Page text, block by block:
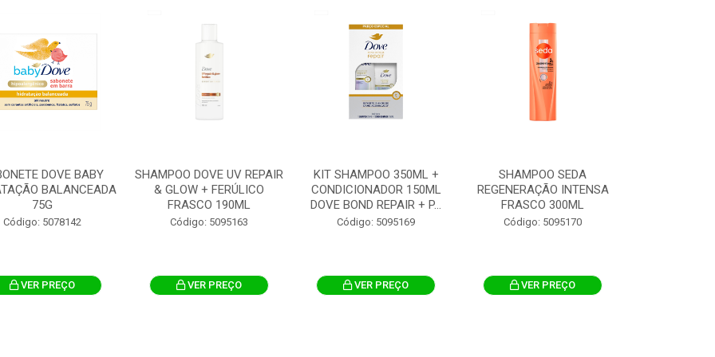
DOVE BABY
BALANCEADA
75G
Código: 5078142
VER PREÇO
SHAMPOO DOVE UV REPAIR
& GLOW + FERÚLICO
FRASCO 190ML
Código: 5095163
VER PREÇO
KIT SHAMPOO 350ML +
CONDICIONADOR 150ML
DOVE BOND REPAIR + P...
Código: 5095169
VER PREÇO
SHAMPOO SEDA
REGENERAÇÃO INTENSA
FRASCO 300ML
Código: 5095170
VER PREÇO